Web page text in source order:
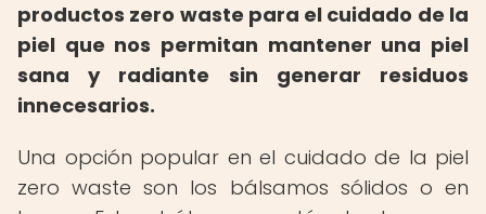
productos zero waste para el cuidado de la
piel que nos permitan mantener una piel
sana y radiante sin generar residuos
innecesarios.
Una opción popular en el cuidado de la piel
zero waste son los bálsamos sólidos o en